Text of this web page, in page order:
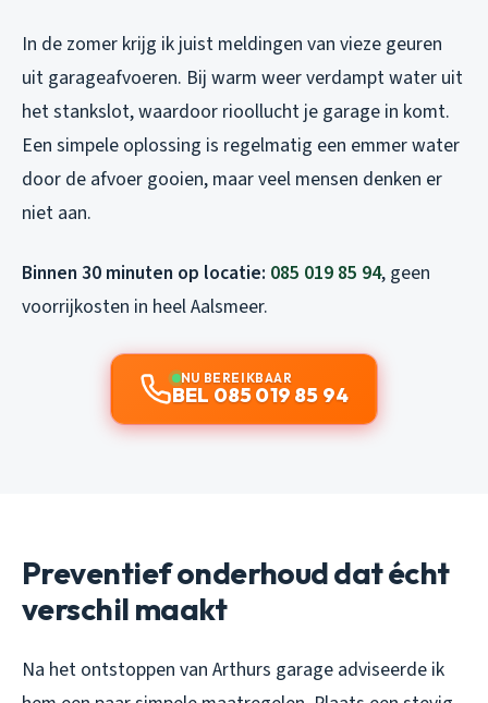
In de zomer krijg ik juist meldingen van vieze geuren
uit garageafvoeren. Bij warm weer verdampt water uit
het stankslot, waardoor rioollucht je garage in komt.
Een simpele oplossing is regelmatig een emmer water
door de afvoer gooien, maar veel mensen denken er
niet aan.
Binnen 30 minuten op locatie: 085 019 85 94, geen
voorrijkosten in heel Aalsmeer.
NU BEREIKBAAR
BEL 085 019 85 94
Preventief onderhoud dat écht
verschil maakt
Na het ontstoppen van Arthurs garage adviseerde ik